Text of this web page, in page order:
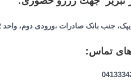
جنب بانک صادرات ،ورودی دوم، واحد 102
تماس: